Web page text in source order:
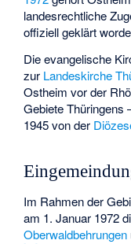
landesrechtliche
offiziell geklärt
Die evangelische
zur Landeskirche
Ostheim vor der
Gebiete Thüringens
1945 von der
Im Rahmen der
am 1. Januar 1972
Oberwaldbehrungen